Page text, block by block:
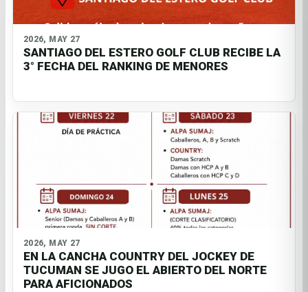
2026, MAY 27
SANTIAGO DEL ESTERO GOLF CLUB RECIBE LA
3° FECHA DEL RANKING DE MENORES
2026, MAY 27
EN LA CANCHA COUNTRY DEL JOCKEY DE
TUCUMAN SE JUGO EL ABIERTO DEL NORTE
PARA AFICIONADOS